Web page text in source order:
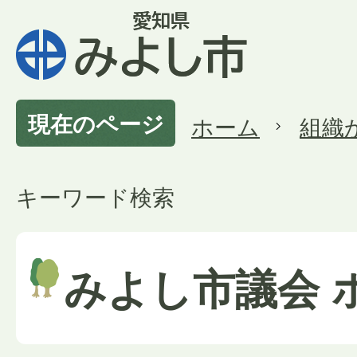
現在のページ ホーム 組織
キーワード検索
みよし市議会